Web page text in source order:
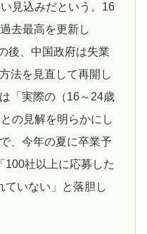
見込みだという。16
去最高を更新し
後、中国政府は失業
法を見直して再開し
「実際の（16～24歳
の見解を明らかにし
、今年の夏に卒業予
100社以上に応募した
ていない」と落胆し